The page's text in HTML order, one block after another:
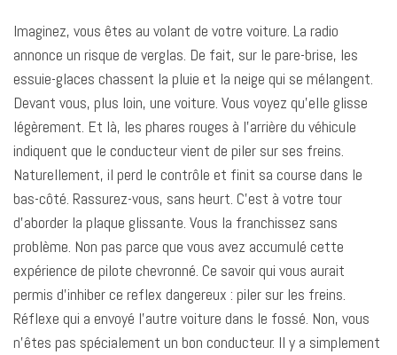
Imaginez, vous êtes au volant de votre voiture. La radio
annonce un risque de verglas. De fait, sur le pare-brise, les
essuie-glaces chassent la pluie et la neige qui se mélangent.
Devant vous, plus loin, une voiture. Vous voyez qu’elle glisse
légèrement. Et là, les phares rouges à l’arrière du véhicule
indiquent que le conducteur vient de piler sur ses freins.
Naturellement, il perd le contrôle et finit sa course dans le
bas-côté. Rassurez-vous, sans heurt. C’est à votre tour
d’aborder la plaque glissante. Vous la franchissez sans
problème. Non pas parce que vous avez accumulé cette
expérience de pilote chevronné. Ce savoir qui vous aurait
permis d’inhiber ce reflex dangereux : piler sur les freins.
Réflexe qui a envoyé l’autre voiture dans le fossé. Non, vous
n’êtes pas spécialement un bon conducteur. Il y a simplement